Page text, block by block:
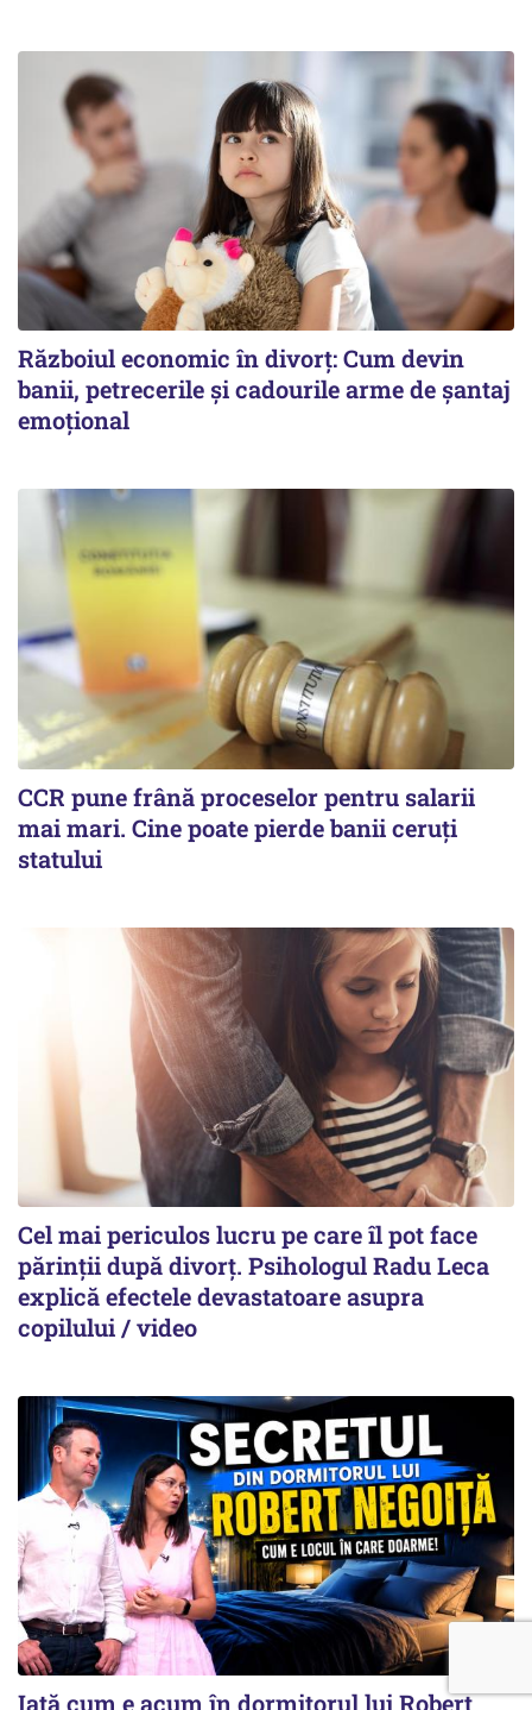
Războiul economic în divorț: Cum devin
banii, petrecerile și cadourile arme de șantaj
emoțional
CCR pune frână proceselor pentru salarii
mai mari. Cine poate pierde banii ceruți
statului
Cel mai periculos lucru pe care îl pot face
părinții după divorț. Psihologul Radu Leca
explică efectele devastatoare asupra
copilului / video
Iată cum e acum în dormitorul lui Robert